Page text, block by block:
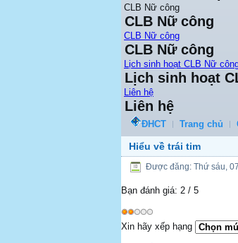
CLB Nữ công
CLB Nữ công
CLB Nữ công
CLB Nữ công
Lịch sinh hoạt CLB Nữ
Lịch sinh hoạt
Liên hệ
Liên hệ
ĐHCT Trang chủ
Hiểu về trái tim
Được đăng: Thứ sáu,
Bạn đánh giá: 2 / 5
Xin hãy xếp hạng